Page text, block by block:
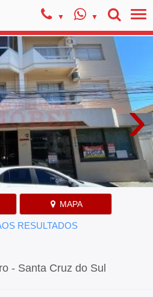
›
MAPA
RESULTADOS
- Santa Cruz do Sul